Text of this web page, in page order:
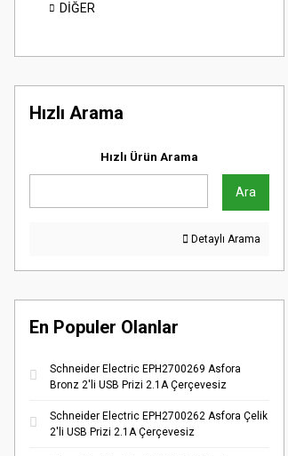
DİĞER
Hızlı Arama
Hızlı Ürün Arama
Ara
Detaylı Arama
En Populer Olanlar
Schneider Electric EPH2700269 Asfora
Bronz 2'li USB Prizi 2.1A Çerçevesiz
Schneider Electric EPH2700262 Asfora Çelik
2'li USB Prizi 2.1A Çerçevesiz